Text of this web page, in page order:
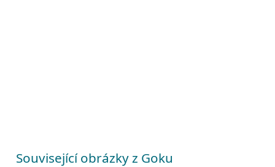
Související obrázky z Goku